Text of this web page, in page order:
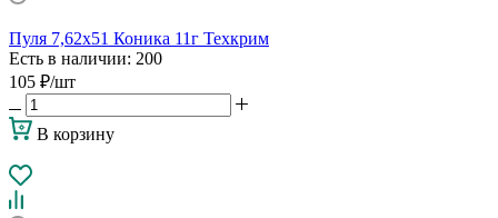
Пуля 7,62х51 Коника 11г Техкрим
Есть в наличии: 200
105 ₽/шт
В корзину